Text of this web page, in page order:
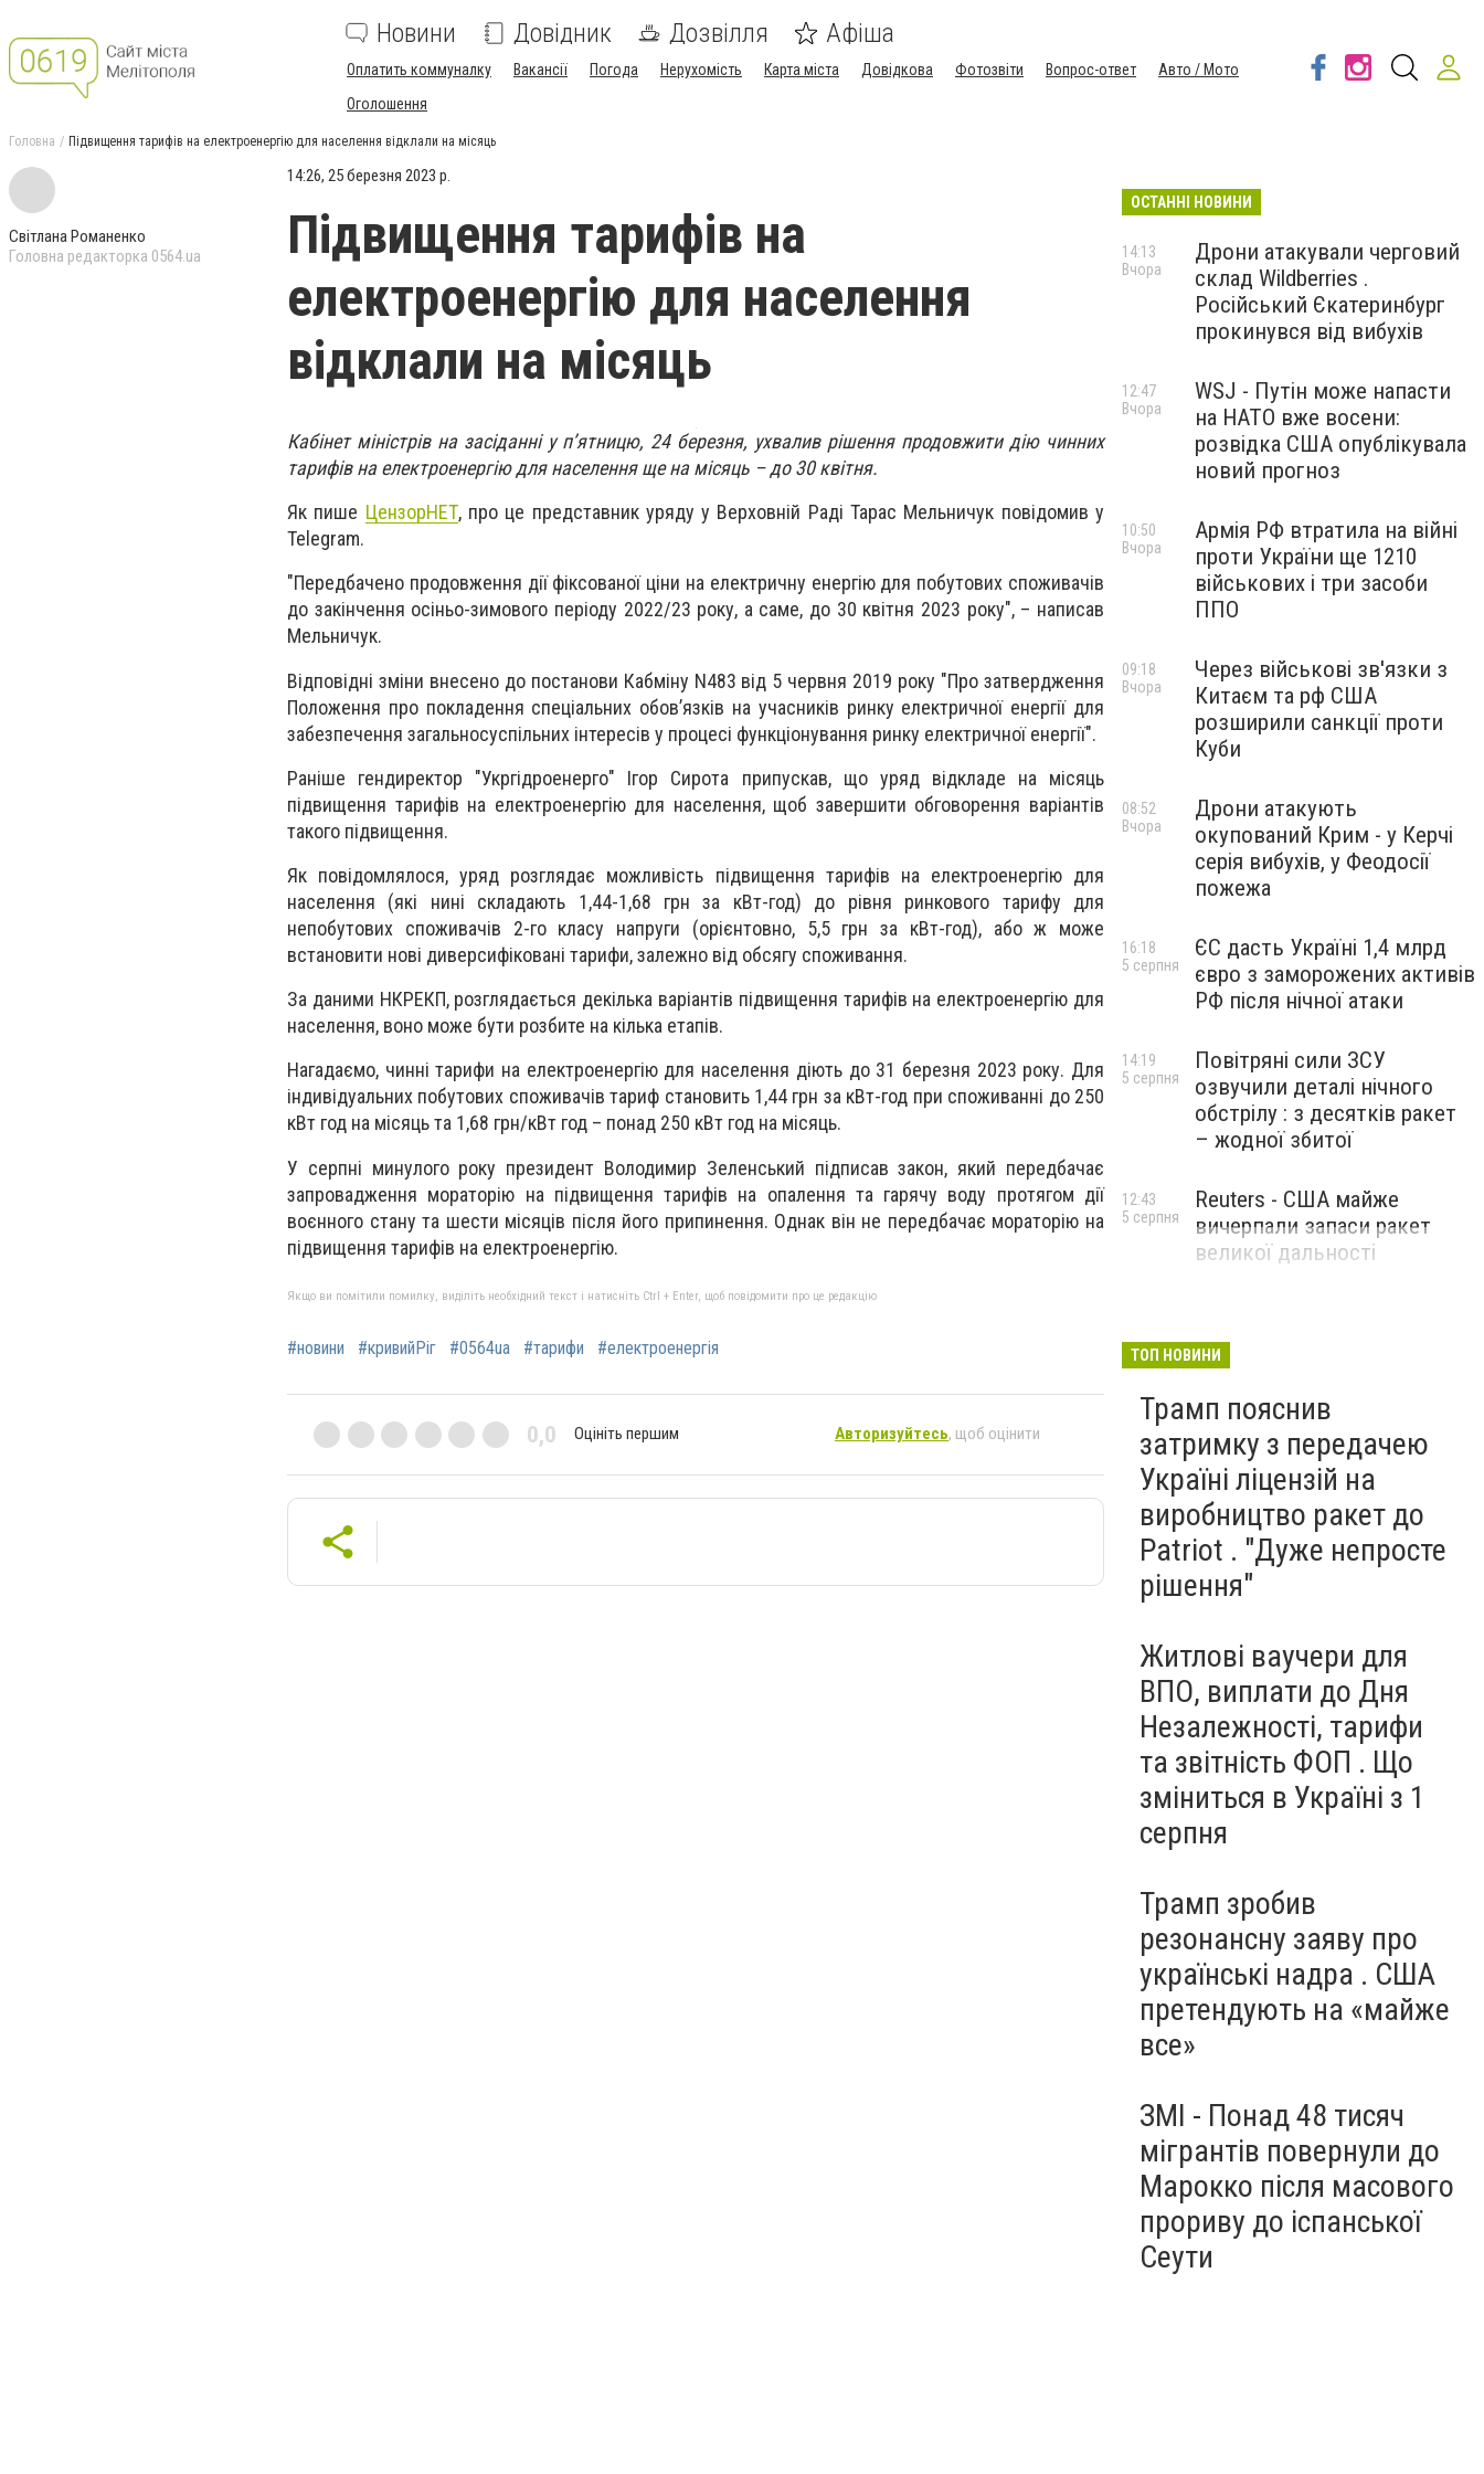
Новини Довідник Дозвілля Афіша
Оплатить коммуналку Вакансії Погода Нерухомість Карта міста Довідкова Фотозвіти Вопрос-ответ
Авто / Мото
Оголошення
Головна Підвищення тарифів на електроенергію для населення відклали на місяць
Світлана Романенко
Головна редакторка 0564.ua
14:26, 25 березня 2023 р.
Підвищення тарифів на
електроенергію для населення
відклали на місяць
Кабінет міністрів на засіданні у п’ятницю, 24 березня, ухвалив рішення продовжити дію чинних
тарифів на електроенергію для населення ще на місяць – до 30 квітня.
Як пише ЦензорНЕТ, про це представник уряду у Верховній Раді Тарас Мельничук повідомив у
Telegram.
"Передбачено продовження дії фіксованої ціни на електричну енергію для побутових споживачів
до закінчення осіньо-зимового періоду 2022/23 року, а саме, до 30 квітня 2023 року", – написав
Мельничук.
Відповідні зміни внесено до постанови Кабміну N483 від 5 червня 2019 року "Про затвердження
Положення про покладення спеціальних обовʼязків на учасників ринку електричної енергії для
забезпечення загальносуспільних інтересів у процесі функціонування ринку електричної енергії".
Раніше гендиректор "Укргідроенерго" Ігор Сирота припускав, що уряд відкладе на місяць
підвищення тарифів на електроенергію для населення, щоб завершити обговорення варіантів
такого підвищення.
Як повідомлялося, уряд розглядає можливість підвищення тарифів на електроенергію для
населення (які нині складають 1,44-1,68 грн за кВт-год) до рівня ринкового тарифу для
непобутових споживачів 2-го класу напруги (орієнтовно, 5,5 грн за кВт-год), або ж може
встановити нові диверсифіковані тарифи, залежно від обсягу споживання.
За даними НКРЕКП, розглядається декілька варіантів підвищення тарифів на електроенергію для
населення, воно може бути розбите на кілька етапів.
Нагадаємо, чинні тарифи на електроенергію для населення діють до 31 березня 2023 року. Для
індивідуальних побутових споживачів тариф становить 1,44 грн за кВт-год при споживанні до 250
кВт год на місяць та 1,68 грн/кВт год – понад 250 кВт год на місяць.
У серпні минулого року президент Володимир Зеленський підписав закон, який передбачає
запровадження мораторію на підвищення тарифів на опалення та гарячу воду протягом дії
воєнного стану та шести місяців після його припинення. Однак він не передбачає мораторію на
підвищення тарифів на електроенергію.
Якщо ви помітили помилку, виділіть необхідний текст і натисніть Ctrl + Enter, щоб повідомити про це редакцію
#новини #кривийРіг #0564ua #тарифи #електроенергія
0,0 Оцініть першим Авторизуйтесь, щоб оцінити
ОСТАННІ НОВИНИ
Дрони атакували черговий
склад Wildberries .
Російський Єкатеринбург
прокинувся від вибухів
14:13
Вчора
WSJ - Путін може напасти
на НАТО вже восени:
розвідка США опублікувала
новий прогноз
12:47
Вчора
Армія РФ втратила на війні
проти України ще 1210
військових і три засоби
ППО
10:50
Вчора
Через військові зв'язки з
Китаєм та рф США
розширили санкції проти
Куби
09:18
Вчора
Дрони атакують
окупований Крим - у Керчі
серія вибухів, у Феодосії
пожежа
08:52
Вчора
ЄС дасть Україні 1,4 млрд
євро з заморожених активів
РФ після нічної атаки
16:18
5 серпня
Повітряні сили ЗСУ
озвучили деталі нічного
обстрілу : з десятків ракет
– жодної збитої
14:19
5 серпня
Reuters - США майже
вичерпали запаси ракет
великої дальності
12:43
5 серпня
ТОП НОВИНИ
Трамп пояснив
затримку з передачею
Україні ліцензій на
виробництво ракет до
Patriot . "Дуже непросте
рішення"
Житлові ваучери для
ВПО, виплати до Дня
Незалежності, тарифи
та звітність ФОП . Що
зміниться в Україні з 1
серпня
Трамп зробив
резонансну заяву про
українські надра . США
претендують на «майже
все»
ЗМІ - Понад 48 тисяч
мігрантів повернули до
Марокко після масового
прориву до іспанської
Сеути